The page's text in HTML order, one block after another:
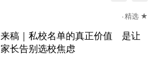
精选 ★
来稿｜私校名单的真正价值 是让
家长告别选校焦虑